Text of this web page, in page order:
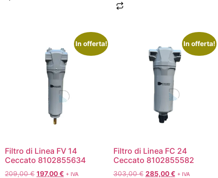
In offerta!
Filtro di Linea FV 14
Ceccato 8102855634
209,00€ 197,00€ + IVA
In offerta!
Filtro di Linea FC 24
Ceccato 8102855582
303,00€ 285,00€ + IVA